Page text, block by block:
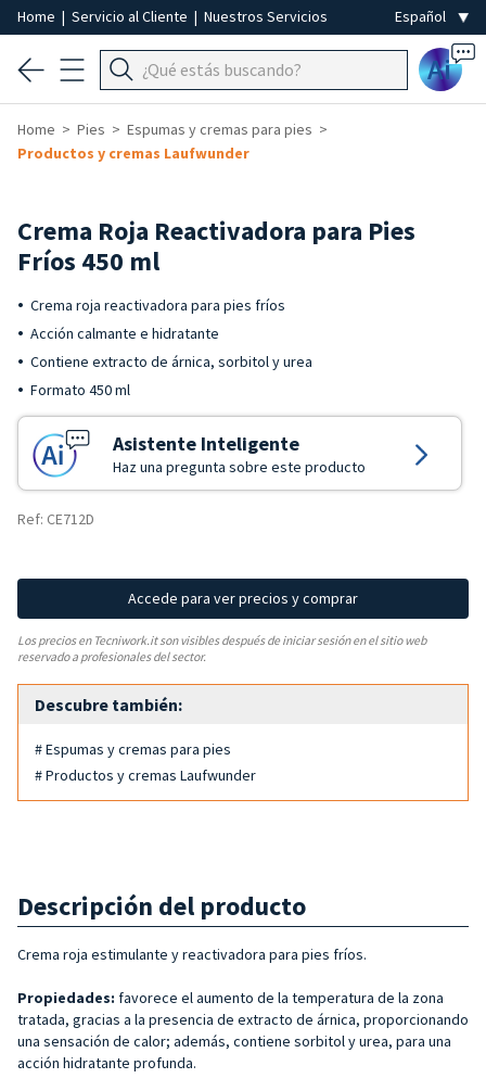
Home | Servicio al Cliente | Nuestros Servicios
Ai
Home Pies
Espumas y cremas para pies
Productos y cremas Laufwunder
Crema Roja Reactivadora para Pies
Fríos 450 ml
Crema roja reactivadora para pies fríos
Acción calmante e hidratante
Contiene extracto de árnica, sorbitol y urea
Formato 450 ml
Asistente Inteligente
Haz una pregunta sobre este producto
Ref: CE712D
Accede para ver precios y comprar
Los precios en Tecniwork.it son visibles después de iniciar sesión en el sitio web
reservado a profesionales del sector.
Descubre también:
# Espumas y cremas para pies
# Productos y cremas Laufwunder
Descripción del producto
Crema roja estimulante y reactivadora para pies fríos.
Propiedades: favorece el aumento de la temperatura de la zona
tratada, gracias a la presencia de extracto de árnica, proporcionando
una sensación de calor; además, contiene sorbitol y urea, para una
acción hidratante profunda.